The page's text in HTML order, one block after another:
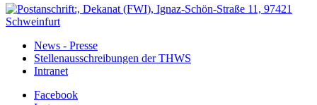
News - Presse
Stellenausschreibungen der THWS
Intranet
Facebook